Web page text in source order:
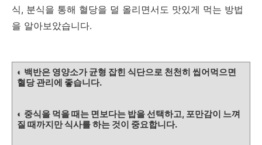
식, 분식을 통해 혈당을 덜 올리면서도 맛있게 먹는 방법
을 알아보았습니다.
◐ 백반은 영양소가 균형 잡힌 식단으로 천천히 씹어먹으면
혈당 관리에 좋습니다.
◐ 중식을 먹을 때는 면보다는 밥을 선택하고, 포만감이 느껴
질 때까지만 식사를 하는 것이 중요합니다.